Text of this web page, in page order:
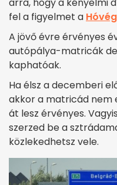
fel a figyelmet a
A jövő évre érvényes
autópálya-matricák
kaphatóak.
Ha élsz a decemberi
akkor a matricád nem
át lesz érvényes.
szerzed be a
közlekedhetsz vele.